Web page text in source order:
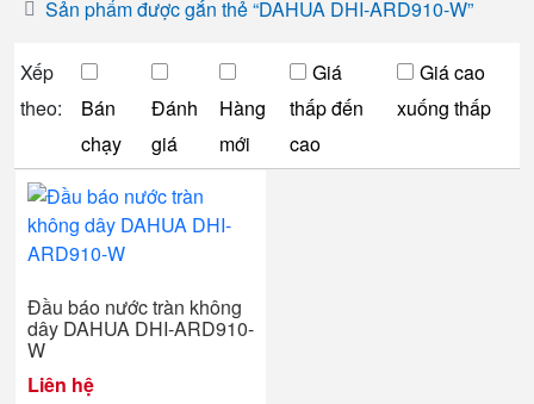
Sản phẩm được gắn thẻ “DAHUA DHI-ARD910-W”
Xếp
theo:
Bán
chạy
Đánh
giá
Hàng
mới
Giá
thấp đến
cao
Giá cao
xuống thấp
Đầu báo nước tràn không
dây DAHUA DHI-ARD910-
W
Liên hệ